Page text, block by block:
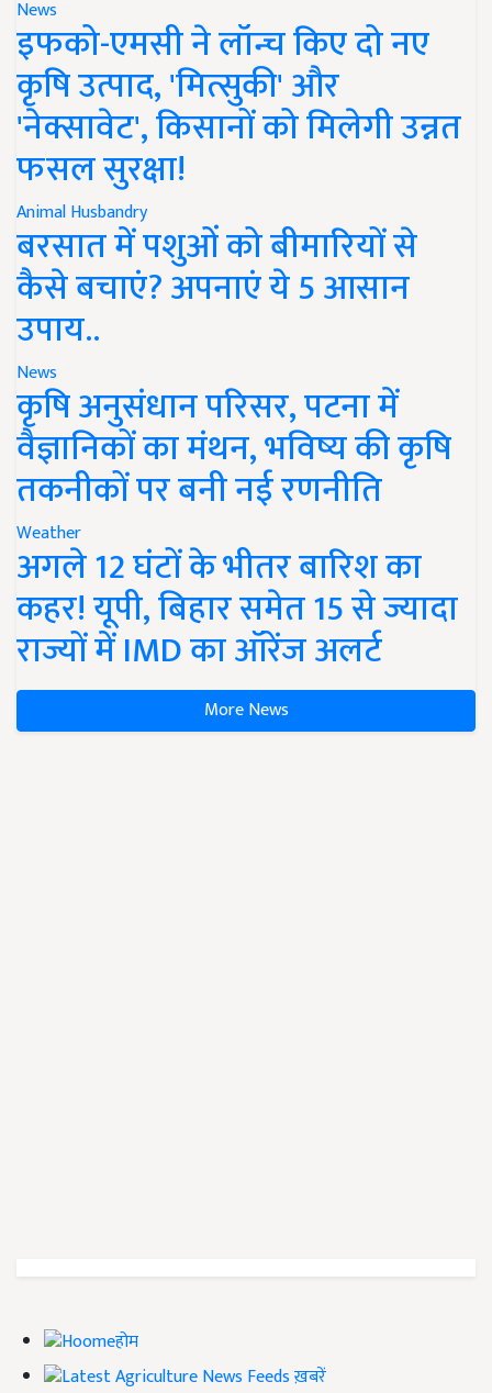
News
इफको-एमसी ने लॉन्च किए दो नए
कृषि उत्पाद, 'मित्सुकी' और
'नेक्सावेट', किसानों को मिलेगी उन्नत
फसल सुरक्षा!
Animal Husbandry
बरसात में पशुओं को बीमारियों से
कैसे बचाएं? अपनाएं ये 5 आसान
उपाय..
News
कृषि अनुसंधान परिसर, पटना में
वैज्ञानिकों का मंथन, भविष्य की कृषि
तकनीकों पर बनी नई रणनीति
Weather
अगले 12 घंटों के भीतर बारिश का
कहर! यूपी, बिहार समेत 15 से ज्यादा
राज्यों में IMD का ऑरेंज अलर्ट
More News
होम
ख़बरें